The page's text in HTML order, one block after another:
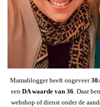
Mamablogger heeft ongeveer30
een DA waarde van 36. Daar
webshop of dienst onder de